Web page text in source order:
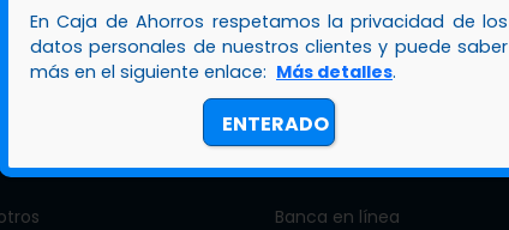
Servicios Bancarios
Banca en línea
En Caja de Ahorros respetamos la privacidad de los
datos personales de nuestros clientes y puede saber
más en el siguiente enlace: Más detalles.
ENTERADO